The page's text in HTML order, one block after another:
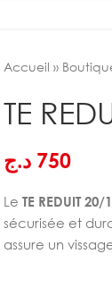
Accueil »
TE
750 د.ج
Le TE REDUIT 20/
sécurisée et
assure un